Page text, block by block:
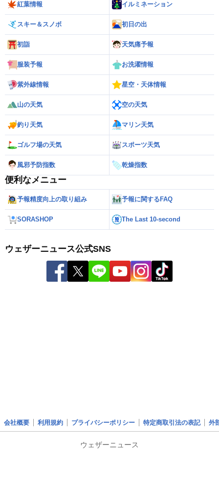
紅葉情報 イルミネーション
スキー＆スノボ 初日の出
初詣 天気痛予報
服装予報 お洗濯情報
紫外線情報 星空・天体情報
山の天気 空の天気
釣り天気 マリン天気
ゴルフ場の天気 スポーツ天気
風邪予防指数 乾燥指数
便利なメニュー
予報精度向上の取り組み 予報に関するFAQ
SORASHOP The Last 10-second
ウェザーニュース公式SNS
会社概要 利用規約 プライバシーポリシー 特定商取引法の表記 外
ウェザーニュース